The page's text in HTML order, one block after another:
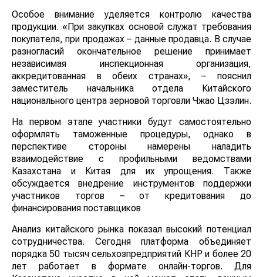
Особое внимание уделяется контролю качества
продукции. «При закупках основой служат требования
покупателя, при продажах – данные продавца. В
случае разногласий окончательное решение
принимает независимая инспекционная организация,
аккредитованная в обеих странах», – пояснил
заместитель начальника отдела Китайского
национального центра зерновой торговли Чжао
На первом этапе участники будут самостоятельно
оформлять таможенные процедуры, однако в
перспективе стороны намерены наладить
взаимодействие с профильными ведомствами
Казахстана и Китая для их упрощения. Также
обсуждается внедрение инструментов поддержки
участников торгов – от кредитования до
Анализ китайского рынка показал высокий потенциал
сотрудничества. Сегодня платформа объединяет
порядка 50 тысяч сельхозпредприятий КНР и более